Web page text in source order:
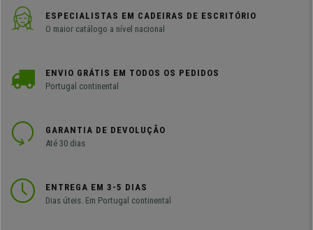
ESPECIALISTAS EM CADEIRAS DE ESCRITÓRIO
O maior catálogo a nível nacional
ENVIO GRÁTIS EM TODOS OS PEDIDOS
Portugal continental
GARANTIA DE DEVOLUÇÃO
Até 30 dias
ENTREGA EM 3-5 DIAS
Dias úteis. Em Portugal continental